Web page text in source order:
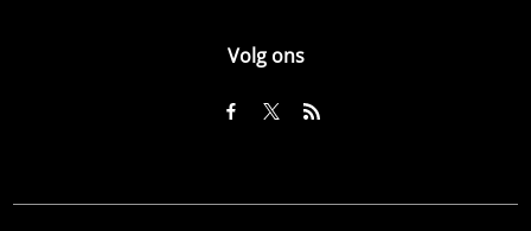
Volg ons